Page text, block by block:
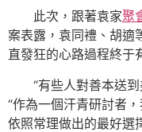
此次，跟著袁家聚
案表露，袁同禮、胡適
直發狂的心路過程終于
“有些人對善本送
“作為一個汗青研討者
依照常理做出的最好選